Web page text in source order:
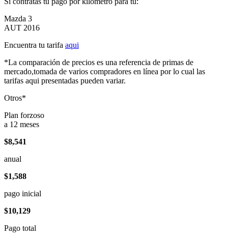
Mazda 3
AUT 2016
Encuentra tu tarifa aqui
*La comparación de precios es una referencia de primas de
mercado,tomada de varios compradores en línea por lo cual las
tarifas aqui presentadas pueden variar.
Otros*
Plan forzoso
a 12 meses
$8,541
anual
$1,588
pago inicial
$10,129
Pago total